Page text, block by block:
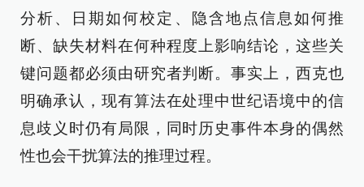
分析、日期如何校定、隐含地点信息如何推
断、缺失材料在何种程度上影响结论，这些关
键问题都必须由研究者判断。事实上，西克也
明确承认，现有算法在处理中世纪语境中的信
息歧义时仍有局限，同时历史事件本身的偶然
性也会干扰算法的推理过程。